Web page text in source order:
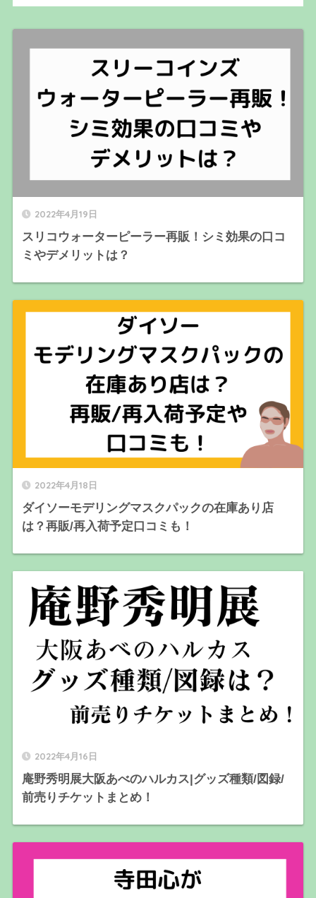
2022年4月19日
スリコウォーターピーラー再販！シミ効果の口コ
ミやデメリットは？
2022年4月18日
ダイソーモデリングマスクパックの在庫あり店
は？再販/再入荷予定口コミも！
2022年4月16日
庵野秀明展大阪あべのハルカス|グッズ種類/図録/
前売りチケットまとめ！